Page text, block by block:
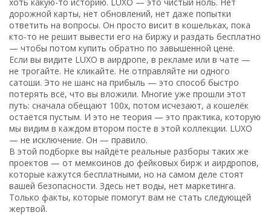
дорожной карты, нет обновлений, нет даже попытки
ответить на вопросы. Он просто висит в кошельках, пока
кто-то не решит вывести его на биржу и раздать бесплатно
— чтобы потом купить обратно по завышенной цене.
Если вы видите LUXO в аирдропе, в рекламе или в чате —
не трогайте. Не кликайте. Не отправляйте ни одного
сатоши. Это не шанс на прибыль — это способ быстро
потерять всё, что вы вложили. Многие уже прошли этот
путь: сначала обещают 100x, потом исчезают, а кошелёк
остаётся пустым. И это не теория — это практика, которую
мы видим в каждом втором посте в этой коллекции. LUXO
— не исключение. Он — правило.
В этой подборке вы найдёте реальные разборы таких же
проектов — от мемкоинов до фейковых бирж и аирдропов,
которые кажутся бесплатными, но на самом деле стоят
вашей безопасности. Здесь нет воды, нет маркетинга.
Только факты, которые помогут вам не стать следующей
жертвой.